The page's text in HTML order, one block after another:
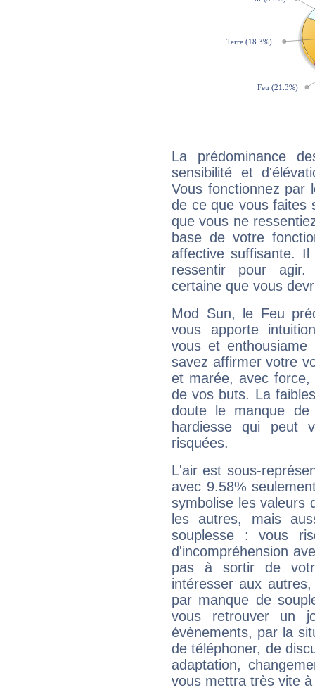
La prédominance
sensibilité et
Vous fonctionnez
de ce que vous faites
que vous ne
base de votre
affective suffisante.
ressentir pour agir.
certaine que vous
Mod Sun, le Feu
vous apporte
vous et
savez affirmer votre
et marée, avec
de vos buts. La
doute le manque
hardiesse qui peut
risquées.
L'air est sous-
avec 9.58%
symbolise les valeurs
les autres, mais
souplesse : vous
d'incompréhension
pas à sortir de
intéresser aux
par manque de
vous retrouver un
évènements, par la
de téléphoner, de
adaptation,
vous mettra très vite